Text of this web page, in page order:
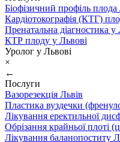
Біофізичний профіль плода
Кардіотокографія (КТГ)
Пренатальна діагностика у
КТР плоду у Львові
Уролог у Львові
×
←
Послуги
Вазорезекція Львів
Пластика вуздечки
Лікування еректильної
Обрізання крайньої плоті
Лікування баланопоститу